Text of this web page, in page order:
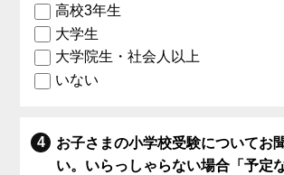
高校3年生
大学生
大学院生・社会人以上
いない
お子さまの小学校受験についてお
い。いらっしゃらない場合「予定